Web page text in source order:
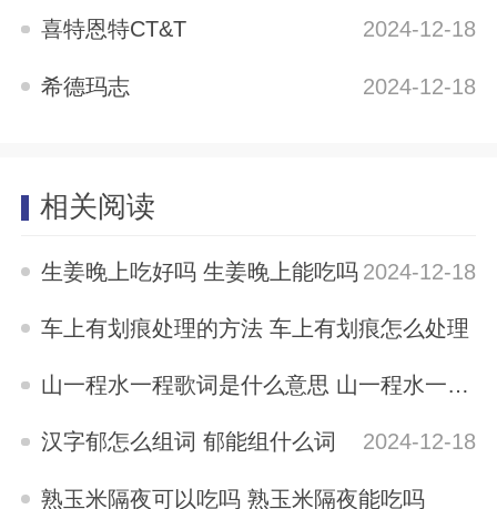
喜特恩特CT&T 2024-12-18
希德玛志 2024-12-18
相关阅读
生姜晚上吃好吗 生姜晚上能吃吗 2024-12-18
车上有划痕处理的方法 车上有划痕怎么处理
2024-12-18
山一程水一程歌词是什么意思 山一程水一程歌词
汉字郁怎么组词 郁能组什么词 2024-12-18
熟玉米隔夜可以吃吗 熟玉米隔夜能吃吗